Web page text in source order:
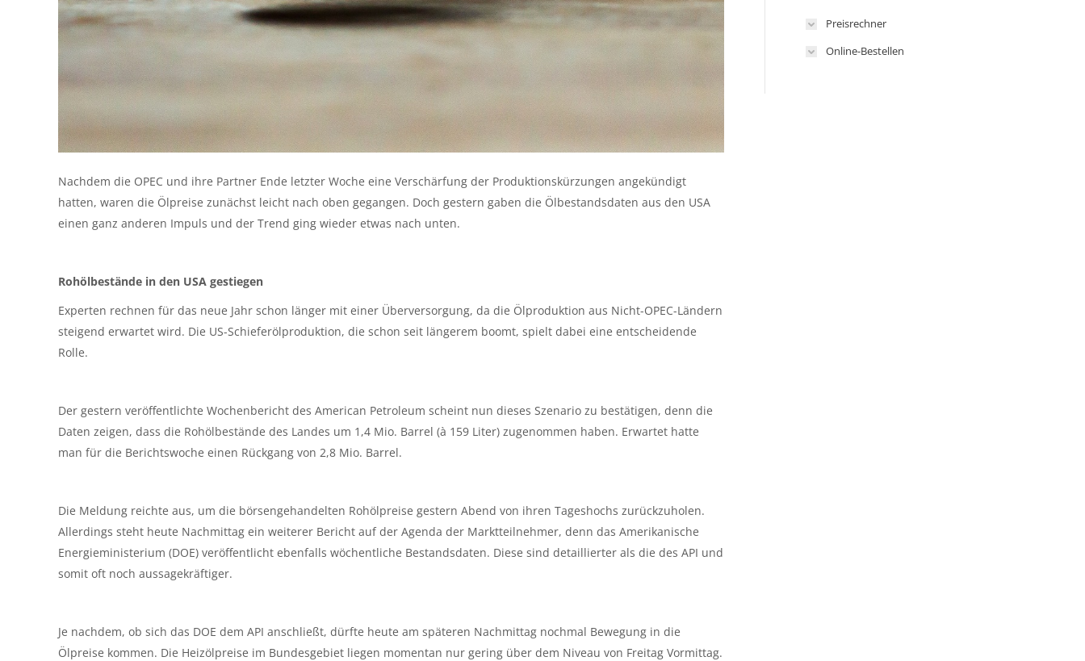
Nachdem die OPEC und ihre Partner Ende letzter Woche eine Verschärfung der Produktionskürzungen angekündigt
hatten, waren die Ölpreise zunächst leicht nach oben gegangen. Doch gestern gaben die Ölbestandsdaten aus den USA
einen ganz anderen Impuls und der Trend ging wieder etwas nach unten.
Rohölbestände in den USA gestiegen
Experten rechnen für das neue Jahr schon länger mit einer Überversorgung, da die Ölproduktion aus Nicht-OPEC-Ländern
steigend erwartet wird. Die US-Schieferölproduktion, die schon seit längerem boomt, spielt dabei eine entscheidende
Rolle.
Der gestern veröffentlichte Wochenbericht des American Petroleum scheint nun dieses Szenario zu bestätigen, denn die
Daten zeigen, dass die Rohölbestände des Landes um 1,4 Mio. Barrel (à 159 Liter) zugenommen haben. Erwartet hatte
man für die Berichtswoche einen Rückgang von 2,8 Mio. Barrel.
Die Meldung reichte aus, um die börsengehandelten Rohölpreise gestern Abend von ihren Tageshochs zurückzuholen.
Allerdings steht heute Nachmittag ein weiterer Bericht auf der Agenda der Marktteilnehmer, denn das Amerikanische
Energieministerium (DOE) veröffentlicht ebenfalls wöchentliche Bestandsdaten. Diese sind detaillierter als die des API und
somit oft noch aussagekräftiger.
Je nachdem, ob sich das DOE dem API anschließt, dürfte heute am späteren Nachmittag nochmal Bewegung in die
Ölpreise kommen. Die Heizölpreise im Bundesgebiet liegen momentan nur gering über dem Niveau von Freitag Vormittag.
Preisrechner
Online-Bestellen